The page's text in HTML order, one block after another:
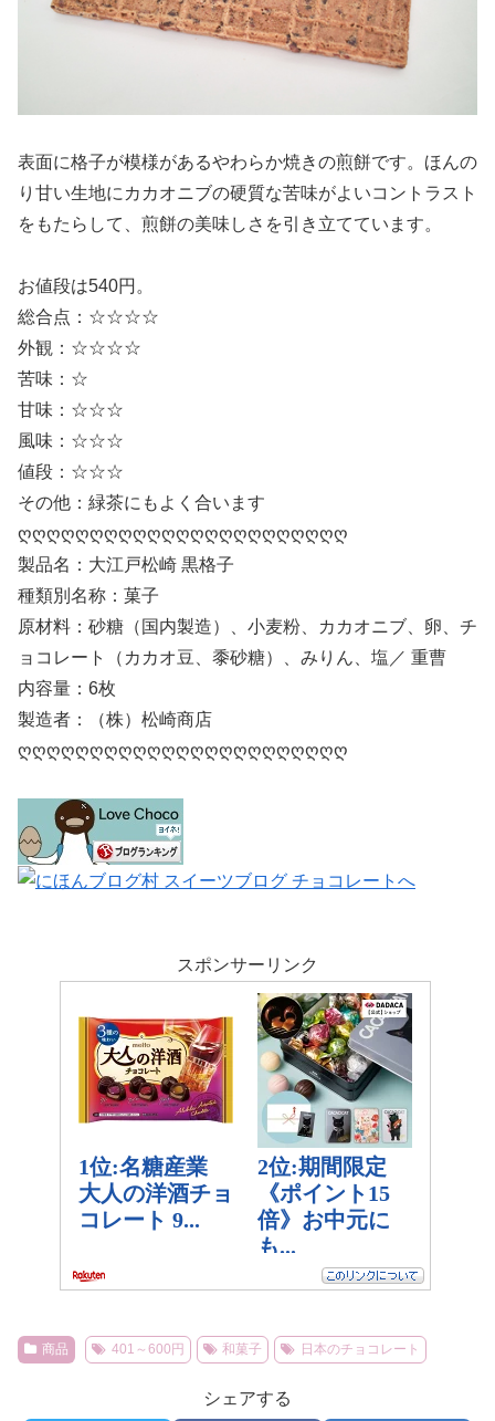
表面に格子が模様があるやわらか焼きの煎餅です。ほんの
り甘い生地にカカオニブの硬質な苦味がよいコントラスト
をもたらして、煎餅の美味しさを引き立てています。
お値段は540円。
総合点：☆☆☆☆
外観：☆☆☆☆
苦味：☆
甘味：☆☆☆
風味：☆☆☆
値段：☆☆☆
その他：緑茶にもよく合います
ღღღღღღღღღღღღღღღღღღღღღღღ
製品名：大江戸松崎 黒格子
種類別名称：菓子
原材料：砂糖（国内製造）、小麦粉、カカオニブ、卵、チ
ョコレート（カカオ豆、黍砂糖）、みりん、塩／ 重曹
内容量：6枚
製造者：（株）松崎商店
ღღღღღღღღღღღღღღღღღღღღღღღ
スポンサーリンク
商品 401～600円 和菓子 日本のチョコレート
シェアする